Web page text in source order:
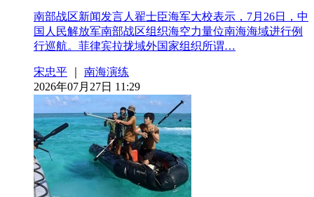
南部战区新闻发言人翟士臣海军大校表示，7月26日，中
国人民解放军南部战区组织海空力量位南海海域进行例
行巡航。菲律宾拉拢域外国家组织所谓…
宋忠平
南海演练
2026年07月27日 11:29